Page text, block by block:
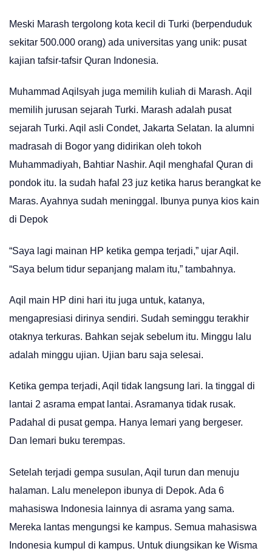
Meski Marash tergolong kota kecil di Turki (berpenduduk
sekitar 500.000 orang) ada universitas yang unik: pusat
kajian tafsir-tafsir Quran Indonesia.
Muhammad Aqilsyah juga memilih kuliah di Marash. Aqil
memilih jurusan sejarah Turki. Marash adalah pusat
sejarah Turki. Aqil asli Condet, Jakarta Selatan. Ia alumni
madrasah di Bogor yang didirikan oleh tokoh
Muhammadiyah, Bahtiar Nashir. Aqil menghafal Quran di
pondok itu. Ia sudah hafal 23 juz ketika harus berangkat ke
Maras. Ayahnya sudah meninggal. Ibunya punya kios kain
di Depok
“Saya lagi mainan HP ketika gempa terjadi,” ujar Aqil.
“Saya belum tidur sepanjang malam itu,” tambahnya.
Aqil main HP dini hari itu juga untuk, katanya,
mengapresiasi dirinya sendiri. Sudah seminggu terakhir
otaknya terkuras. Bahkan sejak sebelum itu. Minggu lalu
adalah minggu ujian. Ujian baru saja selesai.
Ketika gempa terjadi, Aqil tidak langsung lari. Ia tinggal di
lantai 2 asrama empat lantai. Asramanya tidak rusak.
Padahal di pusat gempa. Hanya lemari yang bergeser.
Dan lemari buku terempas.
Setelah terjadi gempa susulan, Aqil turun dan menuju
halaman. Lalu menelepon ibunya di Depok. Ada 6
mahasiswa Indonesia lainnya di asrama yang sama.
Mereka lantas mengungsi ke kampus. Semua mahasiswa
Indonesia kumpul di kampus. Untuk diungsikan ke Wisma